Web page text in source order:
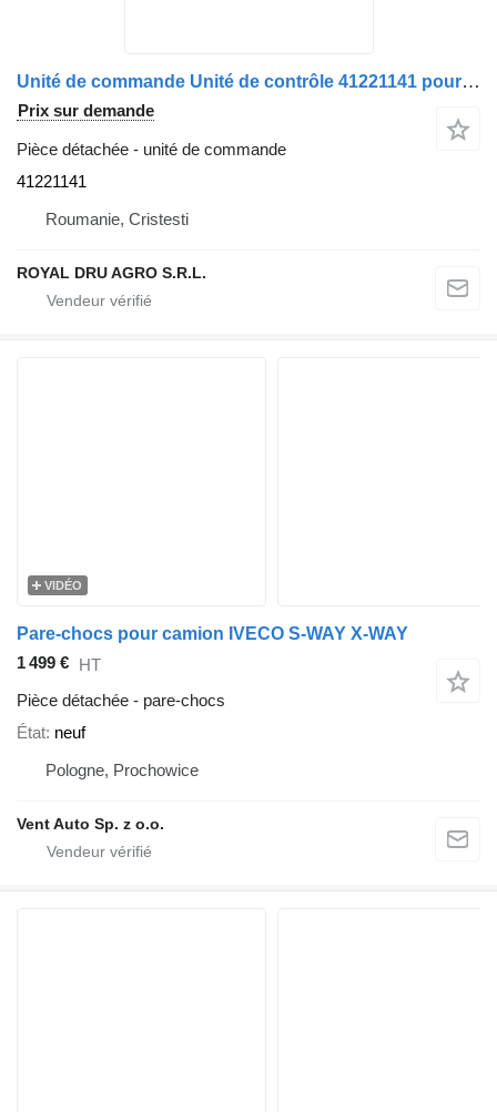
Unité de commande Unité de contrôle 41221141 pour camion IVECO
Prix sur demande
Pièce détachée - unité de commande
41221141
Roumanie, Cristesti
ROYAL DRU AGRO S.R.L.
VIDÉO
Pare-chocs pour camion IVECO S-WAY X-WAY
1 499 € HT
Pièce détachée - pare-chocs
État neuf
Pologne, Prochowice
Vent Auto Sp. z o.o.